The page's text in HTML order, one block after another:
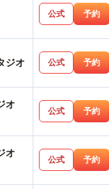
公式 予約
ジオ 公式 予約
オ
公式 予約
オ
公式 予約